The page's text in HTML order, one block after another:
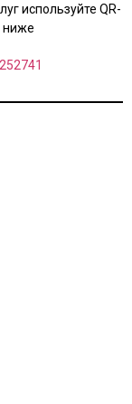
используйте QR-
ниже